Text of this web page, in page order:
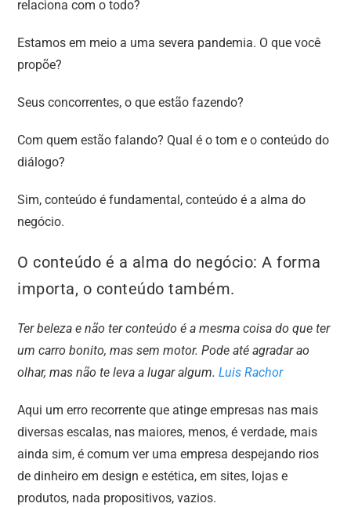
relaciona com o todo?
Estamos em meio a uma severa pandemia. O que você
propõe?
Seus concorrentes, o que estão fazendo?
Com quem estão falando? Qual é o tom e o conteúdo do
diálogo?
Sim, conteúdo é fundamental, conteúdo é a alma do
negócio.
O conteúdo é a alma do negócio: A forma
importa, o conteúdo também.
Ter beleza e não ter conteúdo é a mesma coisa do que ter
um carro bonito, mas sem motor. Pode até agradar ao
olhar, mas não te leva a lugar algum.Luis Rachor
Aqui um erro recorrente que atinge empresas nas mais
diversas escalas, nas maiores, menos, é verdade, mais
ainda sim, é comum ver uma empresa despejando rios
de dinheiro em design e estética, em sites, lojas e
produtos, nada propositivos, vazios.